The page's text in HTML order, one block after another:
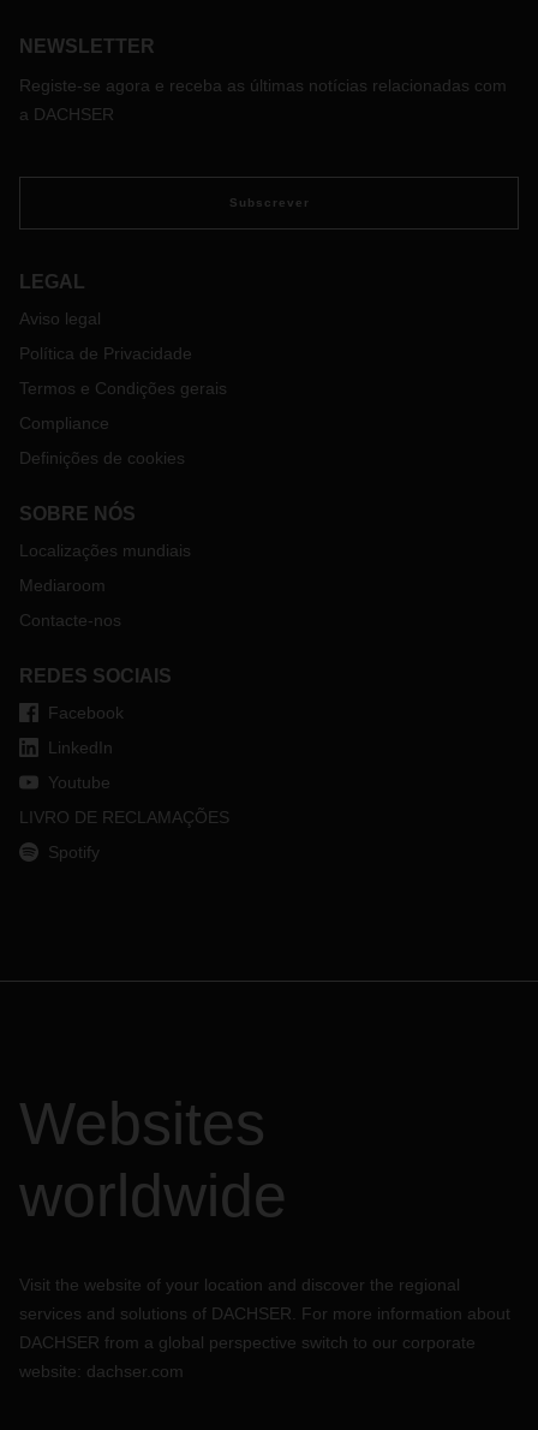
NEWSLETTER
Registe-se agora e receba as últimas notícias relacionadas com
a DACHSER
Subscrever
LEGAL
Aviso legal
Política de Privacidade
Termos e Condições gerais
Compliance
Definições de cookies
SOBRE NÓS
Localizações mundiais
Mediaroom
Contacte-nos
REDES SOCIAIS
Facebook
LinkedIn
Youtube
LIVRO DE RECLAMAÇÕES
Spotify
Websites
worldwide
Visit the website of your location and discover the regional
services and solutions of DACHSER. For more information about
DACHSER from a global perspective switch to our corporate
website: dachser.com